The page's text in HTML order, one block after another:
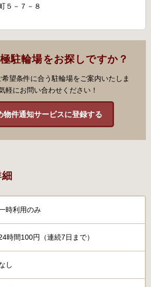
５－７－８
駐輪場をお探しですか？
望条件に合う駐輪場をご案内いたしま
軽にお問い合わせください！
物件通知サービスに登録する
時利用のみ
時間100円（連続7日まで）
し